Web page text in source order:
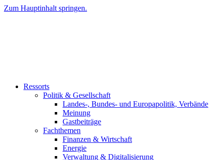
Zum Hauptinhalt springen.
Ressorts
Politik & Gesellschaft
Landes-, Bundes- und Europapolitik, Verbände
Meinung
Gastbeiträge
Fachthemen
Finanzen & Wirtschaft
Energie
Verwaltung & Digitalisierung